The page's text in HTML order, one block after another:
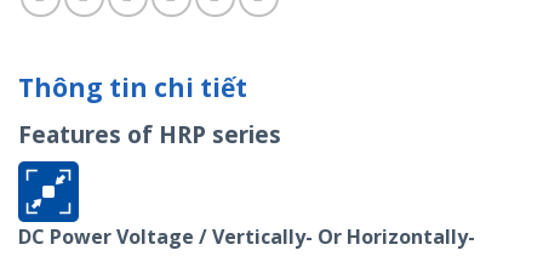
Thông tin chi tiết
Features of HRP series
DC Power Voltage / Vertically- Or Horizontally-